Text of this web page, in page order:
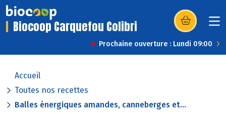
Biocoop Carquefou Colibri (s’ouvre dans
Prochaine ouverture : Lundi 09:00
Accueil
Toutes nos recettes
Balles énergiques amandes, canneberges et...